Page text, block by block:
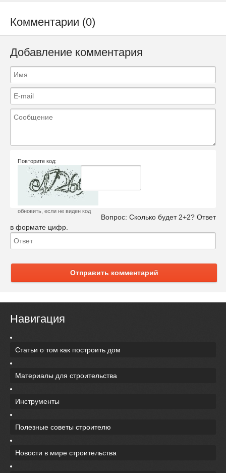
Комментарии (0)
Добавление комментария
Повторите код:
обновить, если не виден код
Вопрос: Сколько будет 2+2? Ответ
в формате цифр.
Отправить комментарий
Навигация
Статьи о том как построить дом
Материалы для строительства
Инструменты
Полезные советы строителю
Новости в мире строительства